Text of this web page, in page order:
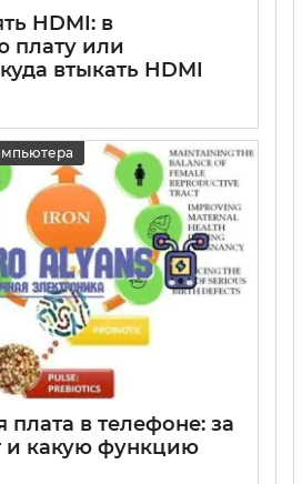
HDMI: в
плату или
втыкать HDMI
плата в телефоне: за
и какую функцию